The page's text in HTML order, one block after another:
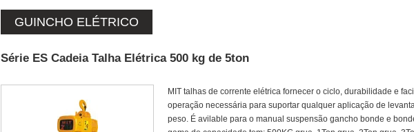
GUINCHO ELÉTRICO
Série ES Cadeia Talha Elétrica 500 kg de 5ton
MIT talhas de corrente elétrica fornecer o ciclo, durabilidade e
operação necessária para suportar qualquer aplicação de
peso. É avilable para o manual suspensão gancho bonde e